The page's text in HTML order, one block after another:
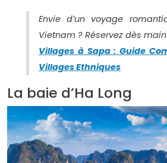
Envie d’un voyage
Vietnam ? Réservez dès
Villages à Sapa : Guide
Villages Ethniques
La baie d’Ha Long